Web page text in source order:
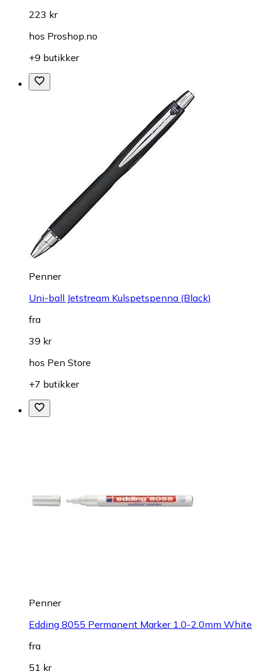
223 kr
hos Proshop.no
+9 butikker
Penner
Uni-ball Jetstream Kulspetspenna (Black)
fra
39 kr
hos Pen Store
+7 butikker
Penner
Edding 8055 Permanent Marker 1.0-2.0mm White
fra
51 kr